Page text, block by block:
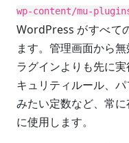
wp-content/mu-
WordPress がすべて
ます。管理画面から
ラグインよりも先に
キュリティルール、
みたい定数など、常
に使用します。